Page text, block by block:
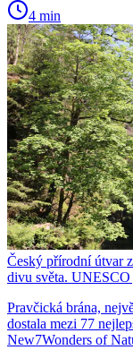
4 min
Český přírodní útvar
divu světa. UNESCO
Pravčická brána,
dostala mezi 77
New7Wonders of